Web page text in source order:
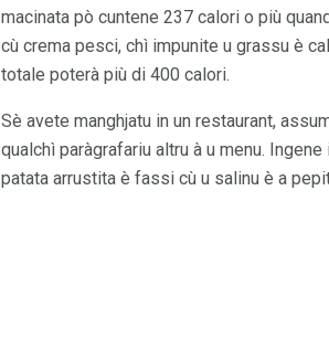
macinata pò cuntene 237 calori o più
cù crema pesci, chì impunite u grassu è
totale poterà più di 400 calori.
Sè avete manghjatu in un restaurant,
qualchì paràgrafariu altru à u menu.
patata arrustita è fassi cù u salinu è a